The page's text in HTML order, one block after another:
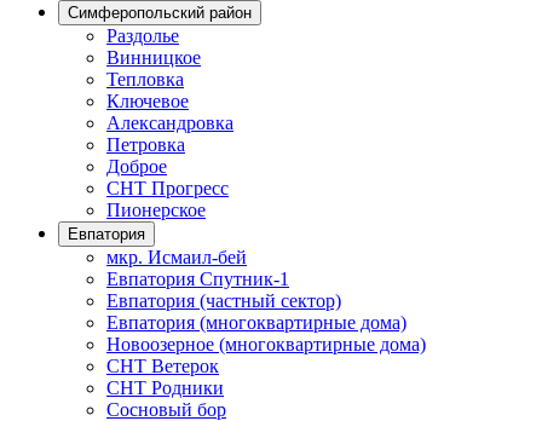
Симферопольский район
Раздолье
Винницкое
Тепловка
Ключевое
Александровка
Петровка
Доброе
СНТ Прогресс
Пионерское
Евпатория
мкр. Исмаил-бей
Евпатория Спутник-1
Евпатория (частный сектор)
Евпатория (многоквартирные дома)
Новоозерное (многоквартирные дома)
СНТ Ветерок
СНТ Родники
Сосновый бор